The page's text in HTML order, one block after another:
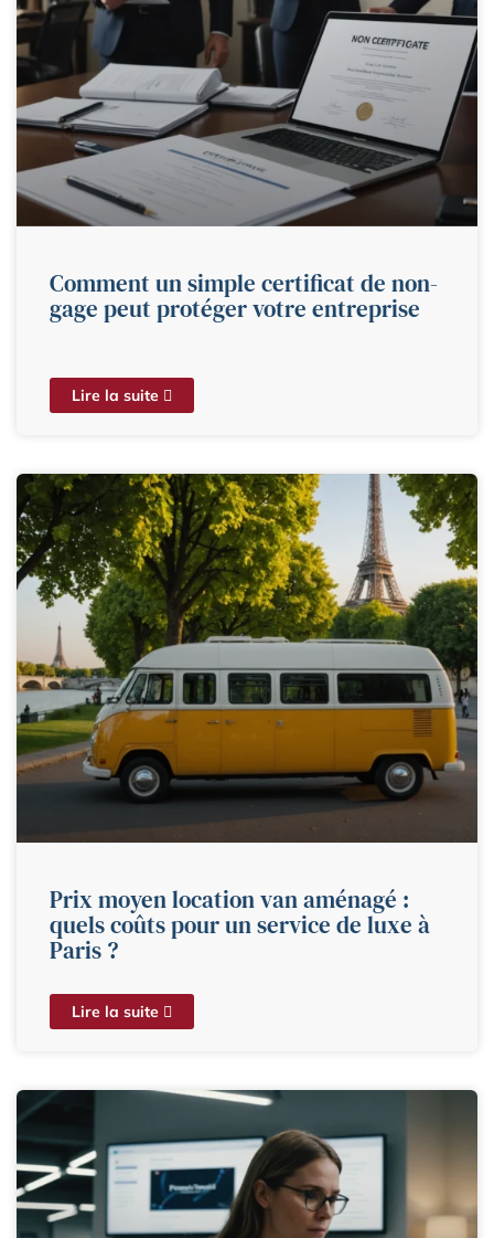
Comment un simple certificat de non-
gage peut protéger votre entreprise
Lire la suite
Prix moyen location van aménagé :
quels coûts pour un service de luxe à
Paris ?
Lire la suite